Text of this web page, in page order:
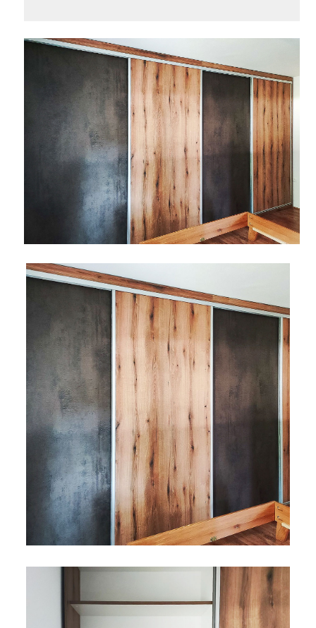
Pločasti
materijali
Alati i
pribor
Vrt i
okućnica odjeća
Rasvjeta Boje i
lakovi
Građevinski
materijali
Vodomaterijal Vrata i
dovratnici
Bijela
tehnika
Metalna
galanterija
Elektromaterijal
Vijčana Okovi
Bicikli